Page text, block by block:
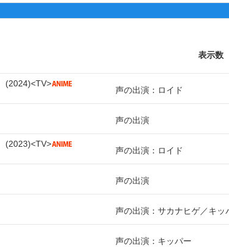
表示数
2024 TV
声の出演：ロイド
声の出演
2023 TV
声の出演：ロイド
声の出演
声の出演：サカナヒゲ／キッ
声の出演：キッパー